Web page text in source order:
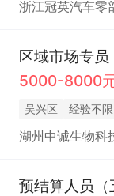
浙江冠英汽车零
区域市场专员
5000-8000
吴兴区 经验不限
湖州中诚生物科
预结算人员（